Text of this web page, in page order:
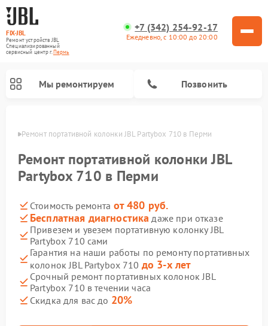
FIX-JBL
Ремонт устройств JBL
Специализированный
cервисный центр г.Пермь
+7 (342) 254-92-17
Ежедневно, с 10:00 до 20:00
Мы ремонтируем Позвонить
Ремонт портативной колонки JBL Partybox 710 в Перми
Ремонт портативной колонки JBL
Partybox 710 в Перми
Стоимость ремонта от 480 руб.
Бесплатная диагностика даже при отказе
Привезем и увезем портативную колонку JBL
Partybox 710 сами
Гарантия на наши работы по ремонту портативных
колонок JBL Partybox 710 до 3-х лет
Срочный ремонт портативных колонок JBL
Partybox 710 в течении часа
Скидка для вас до 20%